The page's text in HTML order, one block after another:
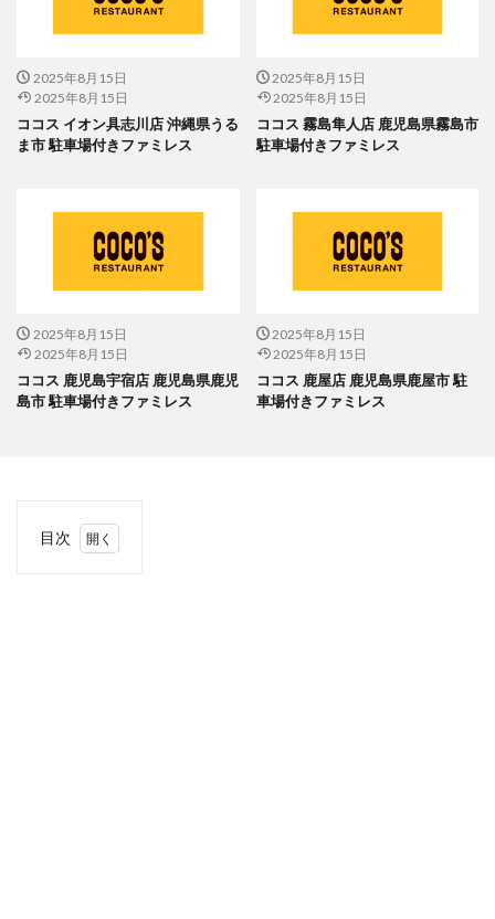
2025年8月15日
2025年8月15日
ココス イオン具志川店 沖縄県うる
ま市 駐車場付きファミレス
2025年8月15日
2025年8月15日
ココス 霧島隼人店 鹿児島県霧島市
駐車場付きファミレス
2025年8月15日
2025年8月15日
ココス 鹿児島宇宿店 鹿児島県鹿児
島市 駐車場付きファミレス
2025年8月15日
2025年8月15日
ココス 鹿屋店 鹿児島県鹿屋市 駐
車場付きファミレス
目次